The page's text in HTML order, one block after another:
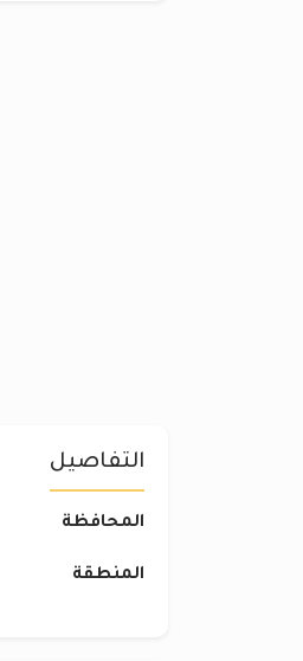
التفاصيل
المحافظة
المنطقة